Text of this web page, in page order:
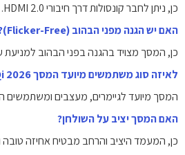
כן, ניתן לחבר קונסולות דרך חיבורי HDMI 2.0.
האם יש הגנה מפני הבהוב (Flicker-Free)?
כן, המסך מצויד בהגנה בפני הבהוב למניעת
לאיזה סוג משתמשים מיועד המסך G27Qi 2026?
המסך מיועד לגיימרים, מעצבים ומשתמשים
האם המסך יציב על השולחן?
כן, המעמד היציב והרחב מבטיח אחיזה טובה